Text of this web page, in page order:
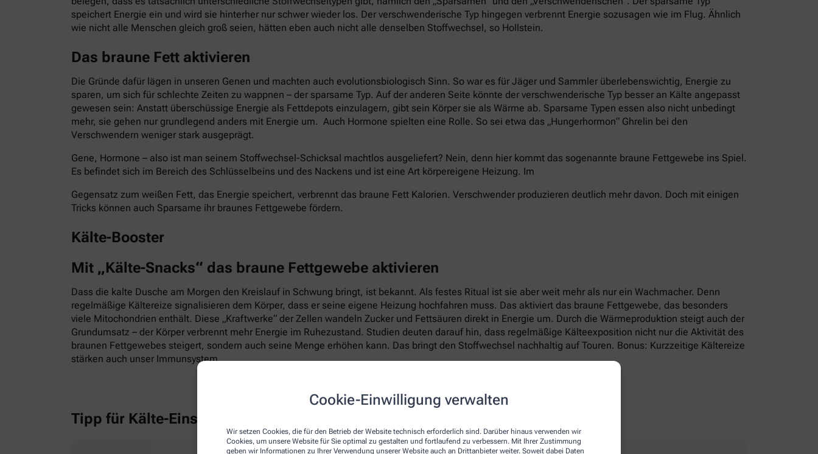
Cookie-Einwilligung verwalten
Wir setzen Cookies, die für den Betrieb der Website technisch erforderlich sind. Darüber hinaus verwenden wir
Cookies, um unsere Website für Sie optimal zu gestalten und fortlaufend zu verbessern. Mit Ihrer Zustimmung
geben wir Informationen zu Ihrer Verwendung unserer Website auch an Drittanbieter weiter. Soweit dabei Daten
speichert Energie ein und wird sie hinterher nur schwer wieder los. Der verschwenderische Typ hingegen verbrennt Energie sozusagen wie im Flug. Ähnlich
wie nicht alle Menschen gleich groß seien, hätten eben auch nicht alle denselben Stoffwechsel, so Hollstein.
Das braune Fett aktivieren
Die Gründe dafür lägen in unseren Genen und machten auch evolutionsbiologisch Sinn. So war es für Jäger und Sammler überlebenswichtig, Energie zu
sparen, um sich für schlechte Zeiten zu wappnen – der sparsame Typ. Auf der anderen Seite könnte der verschwenderische Typ besser an Kälte angepasst
gewesen sein: Anstatt überschüssige Energie als Fettdepots einzulagern, gibt sein Körper sie als Wärme ab. Sparsame Typen essen also nicht unbedingt
mehr, sie gehen nur grundlegend anders mit Energie um. Auch Hormone spielten eine Rolle. So sei etwa das „Hungerhormon“ Ghrelin bei den
Verschwendern weniger stark ausgeprägt.
Gene, Hormone – also ist man seinem Stoffwechsel-Schicksal machtlos ausgeliefert? Nein, denn hier kommt das sogenannte braune Fettgewebe ins Spiel.
Es befindet sich im Bereich des Schlüsselbeins und des Nackens und ist eine Art körpereigene Heizung. Im
Gegensatz zum weißen Fett, das Energie speichert, verbrennt das braune Fett Kalorien. Verschwender produzieren deutlich mehr davon. Doch mit einigen
Tricks können auch Sparsame ihr braunes Fettgewebe fördern.
Kälte-Booster
Mit „Kälte-Snacks“ das braune Fettgewebe aktivieren
Dass die kalte Dusche am Morgen den Kreislauf in Schwung bringt, ist bekannt. Als festes Ritual ist sie aber weit mehr als nur ein Wachmacher. Denn
regelmäßige Kältereize signalisieren dem Körper, dass er seine eigene Heizung hochfahren muss. Das aktiviert das braune Fettgewebe, das besonders
viele Mitochondrien enthält. Diese „Kraftwerke“ der Zellen wandeln Zucker und Fettsäuren direkt in Energie um. Durch die Wärmeproduktion steigt auch der
Grundumsatz – der Körper verbrennt mehr Energie im Ruhezustand. Studien deuten darauf hin, dass regelmäßige Kälteexposition nicht nur die Aktivität des
braunen Fettgewebes steigert, sondern auch seine Menge erhöhen kann. Das bringt den Stoffwechsel nachhaltig auf Touren. Bonus: Kurzzeitige Kältereize
stärken auch unser Immunsystem.
Tipp für Kälte-Einsteiger